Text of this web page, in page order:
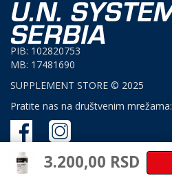
3.200,00 RSD
PIB: 102820753
MB: 17481690
SUPPLEMENT STORE © 2025
Pratite nas na društvenim mrežama: